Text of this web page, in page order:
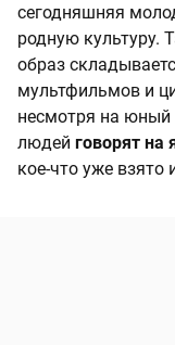
сегодняшняя
родную культуру.
образ
мультфильмов и
несмотря на юный
людей говорят на
кое-что уже взято